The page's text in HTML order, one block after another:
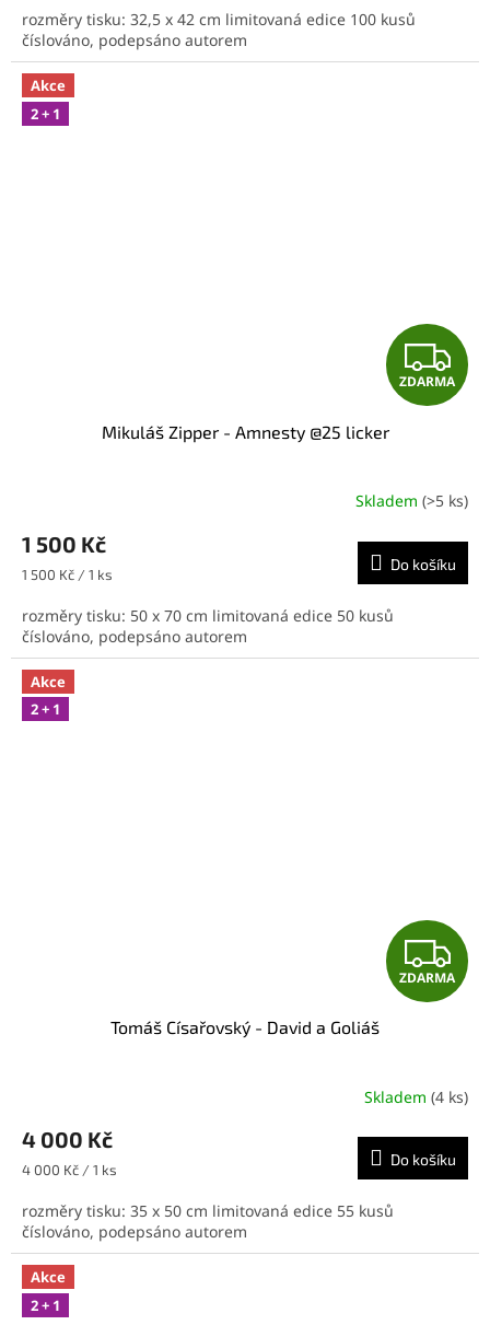
rozměry tisku: 32,5 x 42 cm limitovaná edice 100 kusů
číslováno, podepsáno autorem
Akce
2 + 1
Z
D
R
M
A
ZDARMA
Mikuláš Zipper - Amnesty @25 licker
Skladem (>5 ks)
1 500 Kč
Měrná
1 500 Kč / 1 ks
Do košíku
rozměry tisku: 50 x 70 cm limitovaná edice 50 kusů
číslováno, podepsáno autorem
Akce
2 + 1
Z
D
R
M
A
ZDARMA
Tomáš Císařovský - David a Goliáš
Skladem (4 ks)
4 000 Kč
Měrná
4 000 Kč / 1 ks
Do košíku
rozměry tisku: 35 x 50 cm limitovaná edice 55 kusů
číslováno, podepsáno autorem
Akce
2 + 1